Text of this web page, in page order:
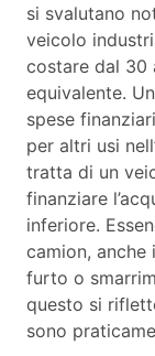
si svalutano
veicolo
costare dal 30
equivalente.
spese
per altri usi
tratta di un
finanziare
inferiore.
camion, anche
furto o
questo si
sono